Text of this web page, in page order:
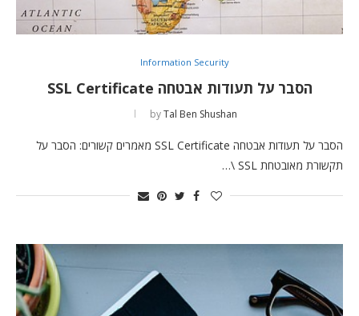
Information Security
הסבר על תעודות אבטחה SSL Certificate
byTal Ben Shushan
הסבר על תעודות אבטחה SSL Certificate מאמרים קשורים: הסבר על
תקשורת מאובטחת SSL \…